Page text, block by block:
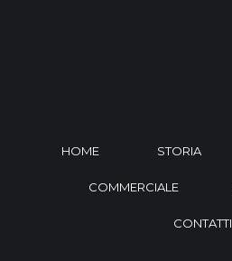
HOME STORIA
COMMERCIALE
CONTATTI